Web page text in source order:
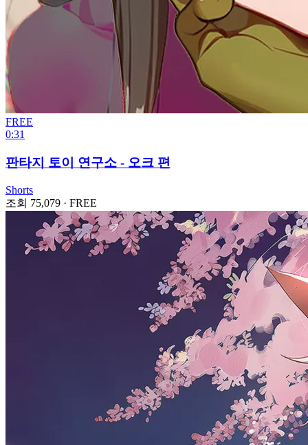
FREE
0:31
판타지 토이 연구소 - 오크 편
Shorts
조회 75,079 · FREE